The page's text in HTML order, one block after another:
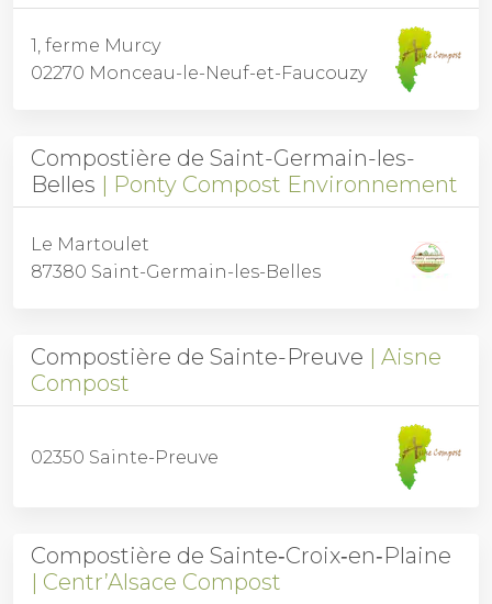
1, ferme Murcy
02270 Monceau-le-Neuf-et-Faucouzy
Compostière de Saint-Germain-les-
Belles
Ponty Compost Environnement
Le Martoulet
87380 Saint-Germain-les-Belles
Compostière de Sainte-Preuve
Aisne
Compost
02350 Sainte-Preuve
Compostière de Sainte‑Croix‑en‑Plaine
Centr’Alsace Compost